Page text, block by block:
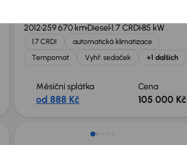
2012259 670 kmDiesel1.7 CRDI85 kW
1.7 CRDI
automatická klimatizace
Tempomat
Vyhř. sedaček +1 dalších
Měsíční splátka
od 888 Kč
Cena
105 000 Kč